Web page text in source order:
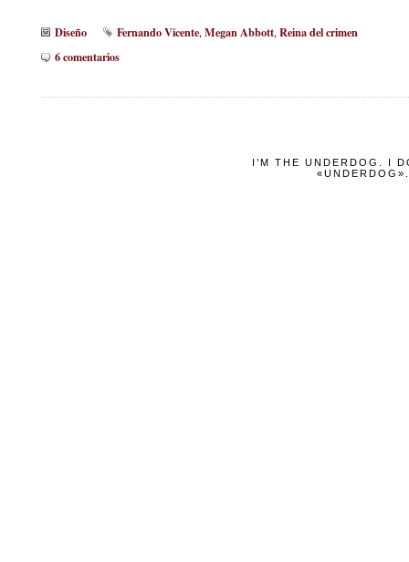
Diseño Fernando Vicente, Megan Abbott, Reina del crimen
6 comentarios
I’M THE UNDERDOG. I